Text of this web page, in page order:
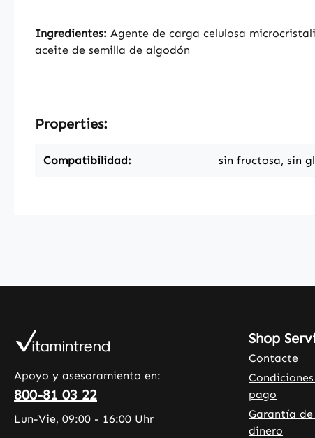
Ingredientes: Agente de carga celulosa
aceite de semilla de algodón
Properties:
Compatibilidad: sin fructosa, sin
Apoyo y asesoramiento en:
800-81 03 22
Lun-Vie, 09:00 - 16:00 Uhr
Shop
Contacte
pago
Garantía
dinero